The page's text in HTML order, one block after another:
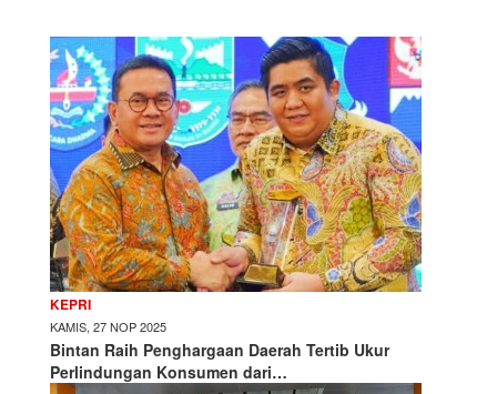
KEPRI
KAMIS, 27 NOP 2025
Bintan Raih Penghargaan Daerah Tertib Ukur
Perlindungan Konsumen dari…